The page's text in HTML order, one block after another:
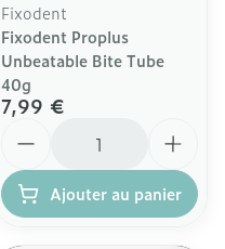
Fixodent
Fixodent Proplus
Unbeatable Bite Tube
40g
7,99 €
Ajouter au panier